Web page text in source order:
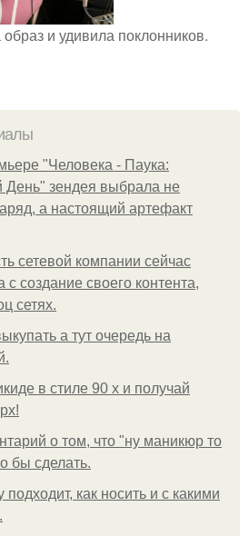
и удивила поклонников.
"Человека - Паука:
зендея выбрала не
а настоящий артефакт
сетевой компании сейчас
создание своего контента,
сетях.
а тут очередь на
в стиле 90 х и получай
о том, что "ну маникюр то
бы сделать.
как носить и с какими